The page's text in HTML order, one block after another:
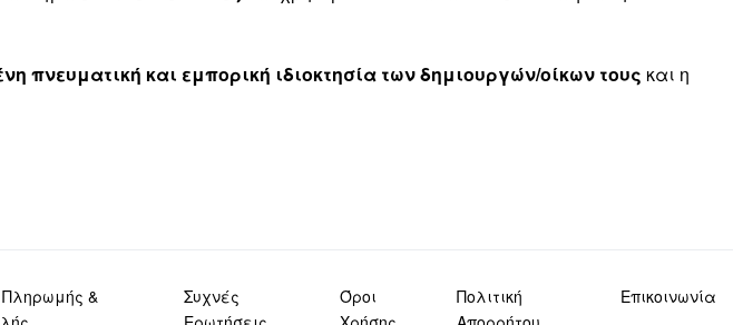
πνευματική και εμπορική ιδιοκτησία των δημιουργών/οίκων τους και η
Πληρωμής &
Συχνές
Όροι
Πολιτική
Επικοινωνία